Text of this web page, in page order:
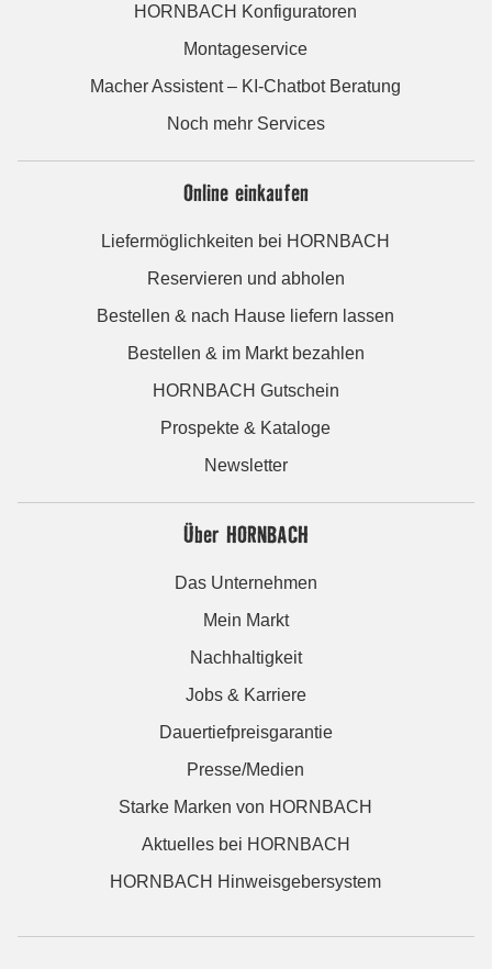
HORNBACH Konfiguratoren
Montageservice
Macher Assistent – KI-Chatbot Beratung
Noch mehr Services
Online einkaufen
Liefermöglichkeiten bei HORNBACH
Reservieren und abholen
Bestellen & nach Hause liefern lassen
Bestellen & im Markt bezahlen
HORNBACH Gutschein
Prospekte & Kataloge
Newsletter
Über HORNBACH
Das Unternehmen
Mein Markt
Nachhaltigkeit
Jobs & Karriere
Dauertiefpreisgarantie
Presse/Medien
Starke Marken von HORNBACH
Aktuelles bei HORNBACH
HORNBACH Hinweisgebersystem